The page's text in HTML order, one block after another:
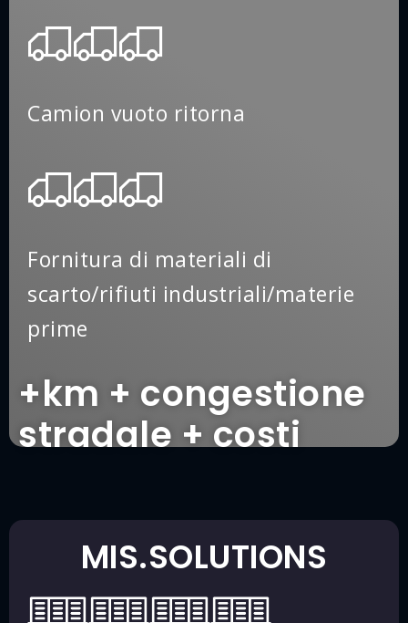
Camion vuoto ritorna
Fornitura di materiali di
scarto/rifiuti industriali/materie
prime
+km + congestione
stradale + costi
MIS.SOLUTIONS